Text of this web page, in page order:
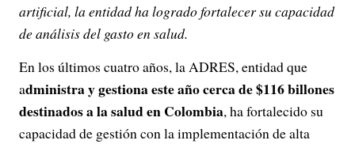
artificial, la entidad ha logrado fortalecer su capacidad
de análisis del gasto en salud.
En los últimos cuatro años, la ADRES, entidad que
administra y gestiona este año cerca de $116 billones
destinados a la salud en Colombia, ha fortalecido su
capacidad de gestión con la implementación de alta